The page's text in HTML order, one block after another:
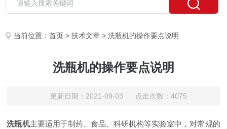
当前位置：首页 >技术文章 > 洗瓶机的操作要点说明
洗瓶机的操作要点说明
更新日期：2021-09-03 点击次数：4075
洗瓶机主要适用于制药、食品、科研机构等实验室中，对常规的